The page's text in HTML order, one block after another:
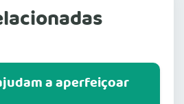
a aperfeiçoar